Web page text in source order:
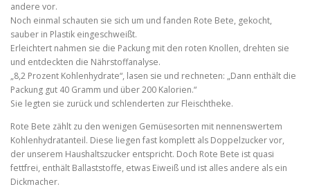
andere vor.
Noch einmal schauten sie sich um und fanden Rote Bete, gekocht,
sauber in Plastik eingeschweißt.
Erleichtert nahmen sie die Packung mit den roten Knollen, drehten sie
und entdeckten die Nährstoffanalyse.
„8,2 Prozent Kohlenhydrate“, lasen sie und rechneten: „Dann enthält die
Packung gut 40 Gramm und über 200 Kalorien.“
Sie legten sie zurück und schlenderten zur Fleischtheke.
Rote Bete zählt zu den wenigen Gemüsesorten mit nennenswertem
Kohlenhydratanteil. Diese liegen fast komplett als Doppelzucker vor,
der unserem Haushaltszucker entspricht. Doch Rote Bete ist quasi
fettfrei, enthält Ballaststoffe, etwas Eiweiß und ist alles andere als ein
Dickmacher.